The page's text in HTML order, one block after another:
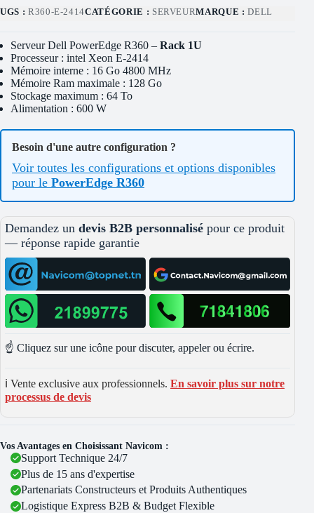
UGS : R360-E-2414CATÉGORIE : SERVEURMARQUE :DELL
Serveur Dell PowerEdge R360 – Rack 1U
Processeur : intel Xeon E-2414
Mémoire interne : 16 Go 4800 MHz
Mémoire Ram maximale : 128 Go
Stockage maximum : 64 To
Alimentation : 600 W
Besoin d'une autre configuration ?
Voir toutes les configurations et options disponibles
pour le PowerEdge R360
Demandez un devis B2B personnalisé pour ce produit
— réponse rapide garantie
☝️ Cliquez sur une icône pour discuter, appeler ou écrire.
ℹ️ Vente exclusive aux professionnels. En savoir plus sur notre
processus de devis
Vos Avantages en Choisissant Navicom :
Support Technique 24/7
Plus de 15 ans d'expertise
Partenariats Constructeurs et Produits Authentiques
Logistique Express B2B & Budget Flexible